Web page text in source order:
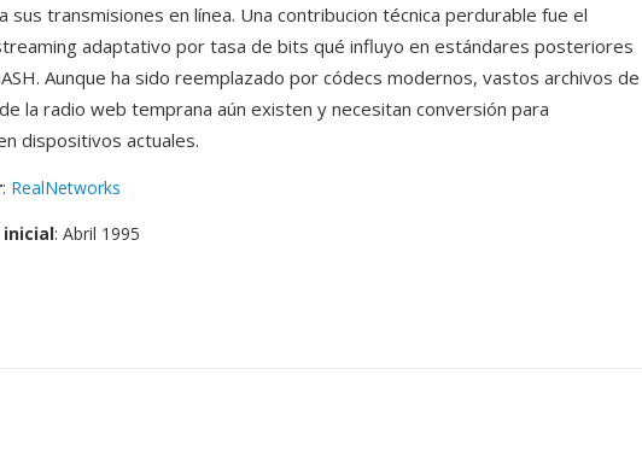
sus transmisiones en línea. Una contribucion técnica perdurable fue el
adaptativo por tasa de bits qué influyo en estándares posteriores
Aunque ha sido reemplazado por códecs modernos, vastos archivos de
la radio web temprana aún existen y necesitan conversión para
dispositivos actuales.
: RealNetworks
inicial: Abril 1995